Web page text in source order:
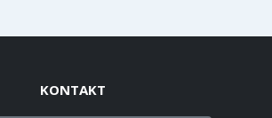
KONTAKT